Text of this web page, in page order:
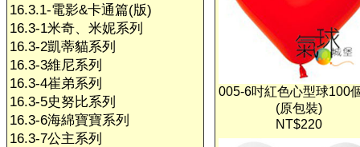
16.3.1-電影&卡通篇(版)
16.3-1米奇、米妮系列
16.3-2凱蒂貓系列
16.3-3維尼系列
16.3-4崔弟系列
16.3-5史努比系列
16.3-6海綿寶寶系列
16.3-7公主系列
005-6吋紅色心型球100
(原包裝)
NT$220